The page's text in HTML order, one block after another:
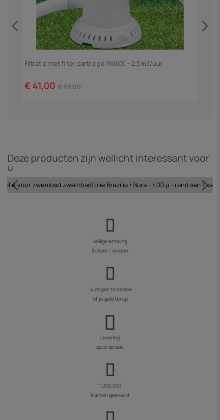
Filtratie met filter cartridge RX600 - 2,3 m3/uur
€ 41,00 € 51,00
Deze producten zijn wellicht interessant voor
u
voor zwembad zwembadfolie Brazilia / Bora - 400 µ - rand aan 1
Veilige betaling
3x keer / 4x keer
14 dagen tevreden
of je geld terug
Levering
op afspraak
1.000.000
klanten geleverd